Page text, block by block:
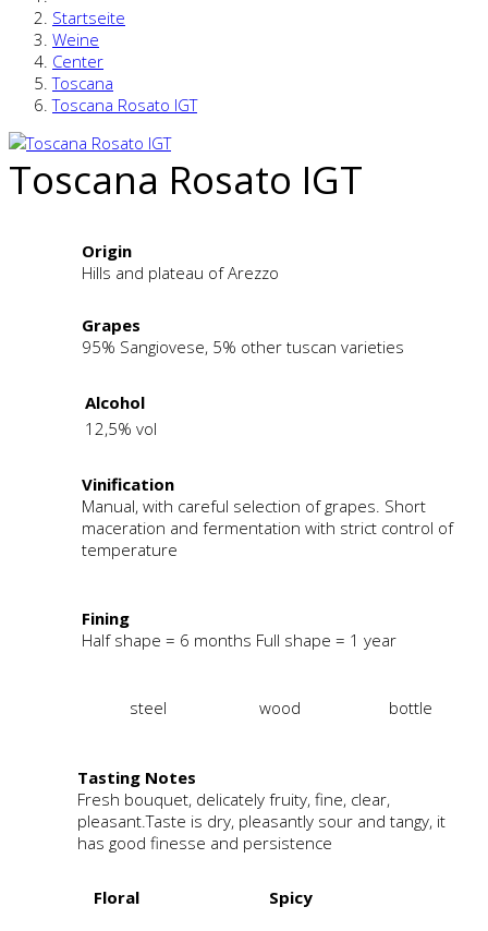
Startseite
Weine
Center
Toscana
Toscana Rosato IGT
Toscana Rosato IGT
Origin
Hills and plateau of Arezzo
Grapes
95% Sangiovese, 5% other tuscan varieties
Alcohol
12,5% vol
Vinification
Manual, with careful selection of grapes. Short
maceration and fermentation with strict control of
temperature
Fining
Half shape = 6 months Full shape = 1 year
steel wood bottle
Tasting Notes
Fresh bouquet, delicately fruity, fine, clear,
pleasant.Taste is dry, pleasantly sour and tangy, it
has good finesse and persistence
Floral Spicy